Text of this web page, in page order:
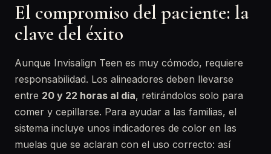
El compromiso del paciente: la
clave del éxito
Aunque Invisalign Teen es muy cómodo, requiere
responsabilidad. Los alineadores deben llevarse
entre 20 y 22 horas al día, retirándolos solo para
comer y cepillarse. Para ayudar a las familias, el
sistema incluye unos indicadores de color en las
muelas que se aclaran con el uso correcto: así